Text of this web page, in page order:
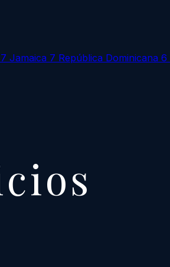
7 Jamaica 7 República Dominicana 6